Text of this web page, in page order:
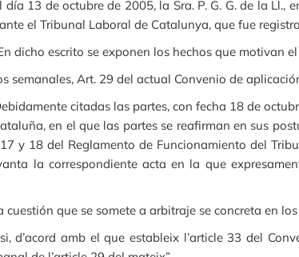
día 13 de octubre de 2005, la Sra. P. G. G. de la
el Tribunal Laboral de Catalunya, que fue
dicho escrito se exponen los hechos que motivan
semanales, Art. 29 del actual Convenio de
citadas las partes, con fecha 18 de
en el que las partes se reafirman en sus
y 18 del Reglamento de Funcionamiento del
la correspondiente acta en la que
cuestión que se somete a arbitraje se concreta en
d’acord amb el que estableix l’article 33 del